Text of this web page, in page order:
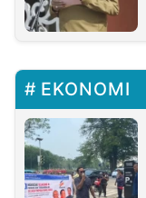
EKONOMI